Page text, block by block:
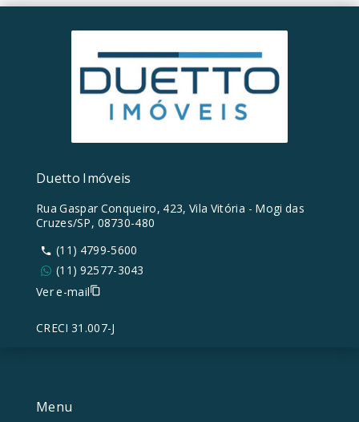
Menu
Duetto Imóveis
Rua Gaspar Conqueiro, 423, Vila Vitória - Mogi das
Cruzes/SP, 08730-480
(11) 4799-5600
(11) 92577-3043
Ver e-mail
CRECI 31.007-J